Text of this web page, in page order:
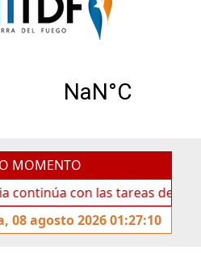
MOMENTO
con las tareas de
08 agosto 2026 01:27:10